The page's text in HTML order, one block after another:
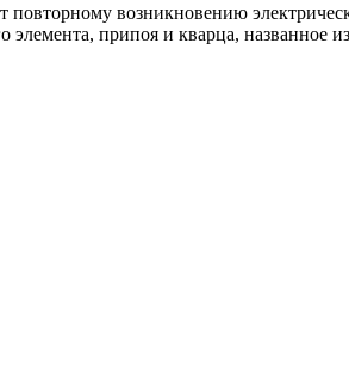
возникновению
элемента, припоя и кварца, названное